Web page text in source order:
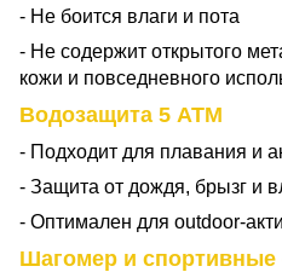
- Не боится влаги и пота
- Не содержит открытого
кожи и повседневного
Водозащита 5 ATM
- Подходит для плавания и
- Защита от дождя, брызг и
- Оптимален для outdoor-
Шагомер и спортивные